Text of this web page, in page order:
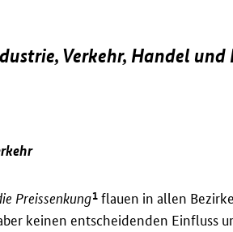
Verkehr, Handel
Preissenkung1 flauen in allen
keinen entscheidenden Einfluss